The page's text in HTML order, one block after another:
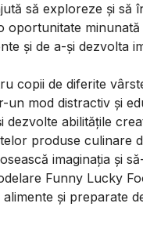
să exploreze și să
oportunitate
și de a-și dezvolta
copii de diferite
un mod distractiv și
dezvolte abilitățile
produse culinare
imaginația și
Funny Lucky
și preparate